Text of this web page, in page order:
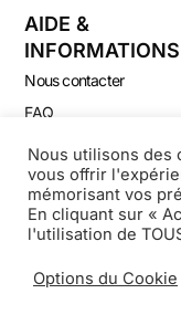
AIDE &
INFORMATIONS
Nous contacter
FAQ
CGV
Politique de
Nous utilisons des
vous offrir
mémorisant vos
En cliquant sur «
l'utilisation de
Options du Cookie